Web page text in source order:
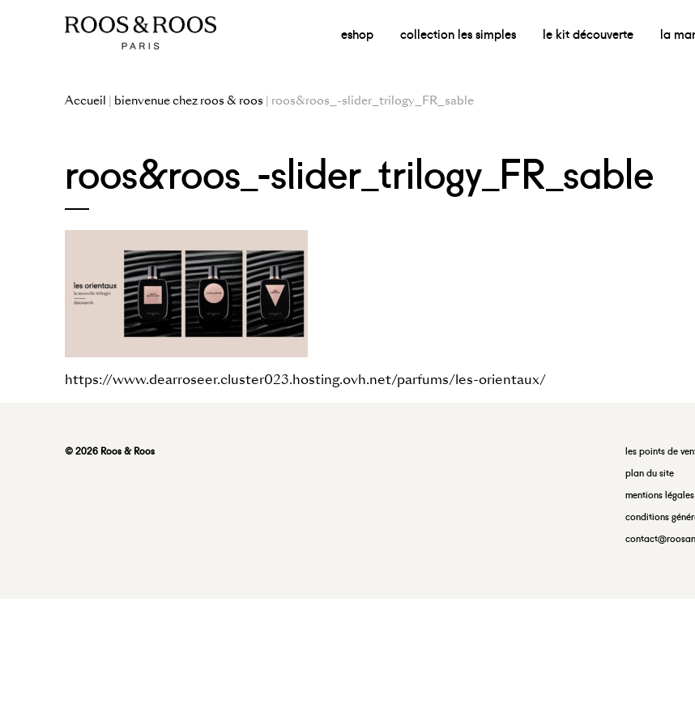
eshop collection les simples le kit découverte la
Accueil | bienvenue chez roos & roos | roos&roos_-slider_trilogy_FR_sable
roos&roos_-slider_trilogy_FR_sable
https://www.dearroseer.cluster023.hosting.ovh.net/parfums/les-orientaux/
© 2026 Roos & Roos
les points de
plan du site
mentions légales
conditions